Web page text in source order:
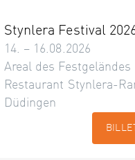
Stynlera Festival
14. – 16.08.2026
Areal des Festgeländes
Restaurant Stynlera-
Düdingen